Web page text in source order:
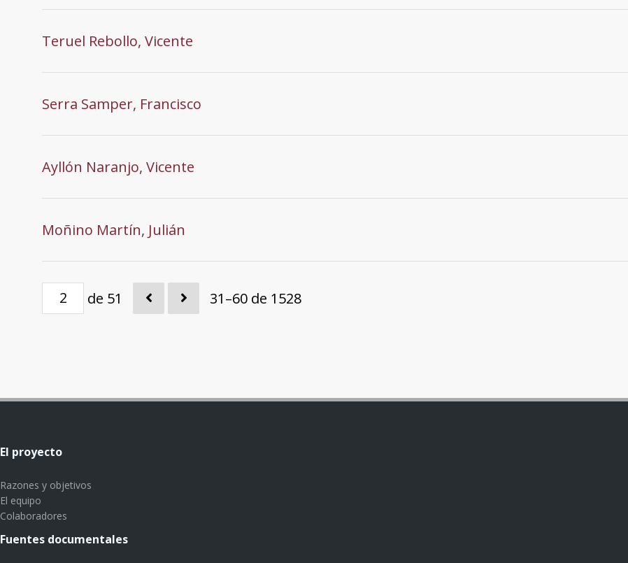
Teruel Rebollo, Vicente
Serra Samper, Francisco
Ayllón Naranjo, Vicente
Moñino Martín, Julián
de 51 31–60 de 1528
El proyecto
Razones y objetivos
El equipo
Colaboradores
Fuentes documentales